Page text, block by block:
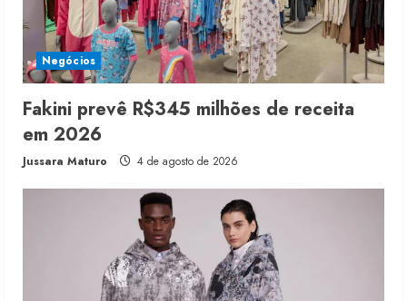
Negócios
Fakini prevê R$345 milhões de receita
em 2026
Jussara Maturo 4 de agosto de 2026